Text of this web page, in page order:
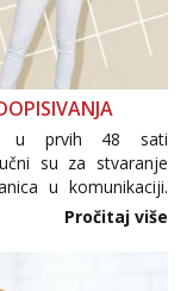
u prvih 48 sati
su za stvaranje
u komunikaciji.
ili intimnih
nije zaslužila to
Pročitaj više